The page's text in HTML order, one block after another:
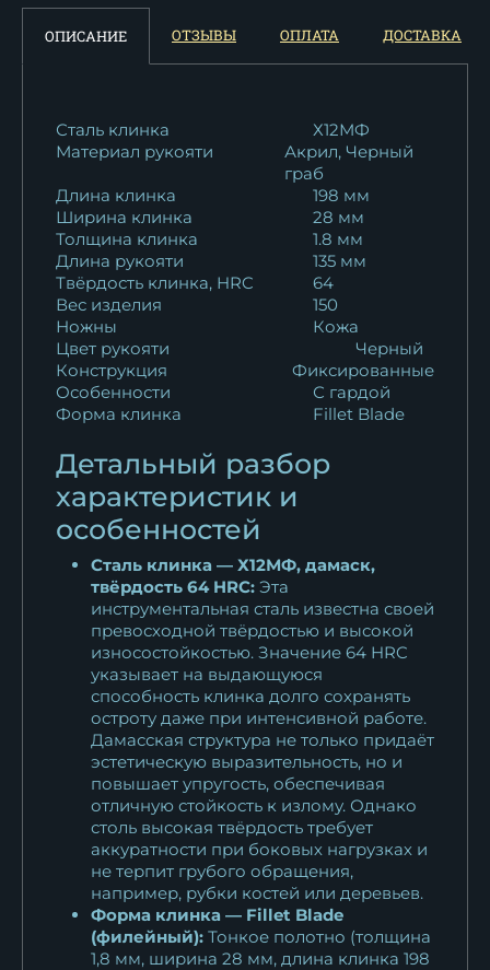
Нож Касатка большая
филейный дамаск...
Нож Касатка большая
филейный х12мф...
Нож Касатка большая
филейный х12мф...
11 330₽
Нож Касатка большая
филейный х12мф...
11 330
филейный х12мф...
11 308₽
Нож Касатка большая
филейный х12мф...
11 330₽
Нож Касатка большая
филейный х12мф...
11 308₽
Нож Касатка большая
филейный булат...
18 073₽
Нож Касатка большая
филейный дамаск...
13 098₽
Нож Касатка большая
ОПИСАНИЕ ОТЗЫВЫ ОПЛАТА ДОСТАВКА
Сталь клинка
Х12МФ
Материал рукояти
Акрил, Черный
граб
Длина клинка
198 мм
Ширина клинка
28 мм
Толщина клинка
1.8 мм
Длина рукояти
135 мм
Твёрдость клинка, HRC
64
Вес изделия
150
Ножны
Кожа
Цвет рукояти
Черный
Конструкция
Фиксированные
Особенности
С гардой
Форма клинка
Fillet Blade
Детальный разбор
характеристик и
особенностей
Сталь клинка — Х12МФ, дамаск,
твёрдость 64 HRC: Эта
инструментальная сталь известна своей
превосходной твёрдостью и высокой
износостойкостью. Значение 64 HRC
указывает на выдающуюся
способность клинка долго сохранять
остроту даже при интенсивной работе.
Дамасская структура не только придаёт
эстетическую выразительность, но и
повышает упругость, обеспечивая
отличную стойкость к излому. Однако
столь высокая твёрдость требует
аккуратности при боковых нагрузках и
не терпит грубого обращения,
например, рубки костей или деревьев.
Форма клинка — Fillet Blade
(филейный): Тонкое полотно (толщина
1,8 мм, ширина 28 мм, длина клинка 198